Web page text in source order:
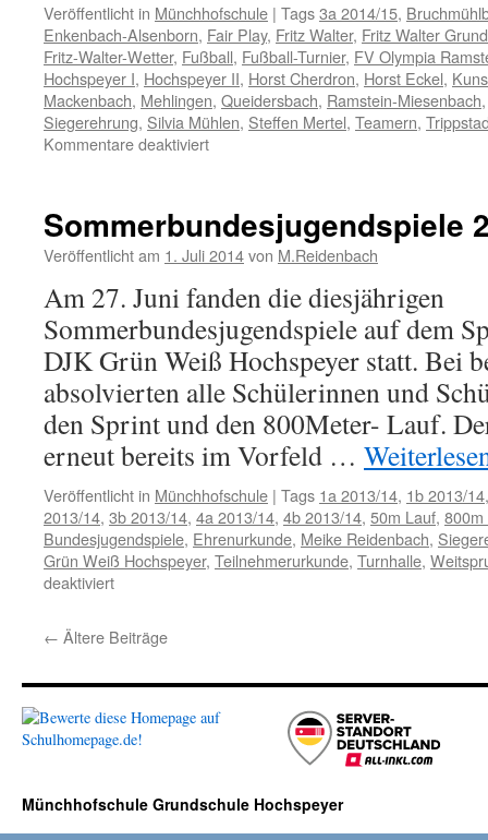
Veröffentlicht in Münchhofschule | Tags3a 2014/15,
Enkenbach-Alsenborn, Fair Play, Fritz Walter, Fritz Walter
Fritz-Walter-Wetter, Fußball, Fußball-Turnier, FV Olympia
Hochspeyer I, Hochspeyer II, Horst Cherdron, Horst Eckel,
Mackenbach, Mehlingen, Queidersbach, Ramstein-Miesenbach
Siegerehrung, Silvia Mühlen, Steffen Mertel, Teamern,
Kommentare deaktiviertfür
2015
Sommerbundesjugendspiele
Veröffentlicht am 1. Juli 2014von M.Reidenbach
Am 27. Juni fanden die diesjährigen
Sommerbundesjugendspiele auf dem
DJK Grün Weiß Hochspeyer statt. Bei
absolvierten alle Schülerinnen und
den Sprint und den 800Meter- Lauf.
erneut bereits im Vorfeld …
Veröffentlicht in Münchhofschule | Tags 1a 2013/14, 1b 2013/14
2013/14, 3b 2013/14, 4a 2013/14, 4b 2013/14, 50m Lauf, 800m
Bundesjugendspiele, Ehrenurkunde, Meike Reidenbach,
Grün Weiß Hochspeyer, Teilnehmerurkunde, Turnhalle,
deaktiviertfür
← Ältere Beiträge
Münchhofschule Grundschule Hochspeyer